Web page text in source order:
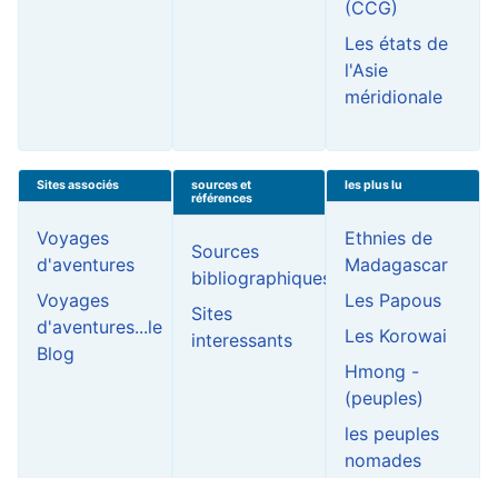
(CCG)
Les états de
l'Asie
méridionale
Sites associés
Voyages
d'aventures
Voyages
d'aventures...le
Blog
sources et
références
Sources
bibliographiques
Sites
interessants
les plus lu
Ethnies de
Madagascar
Les Papous
Les Korowai
Hmong -
(peuples)
les peuples
nomades